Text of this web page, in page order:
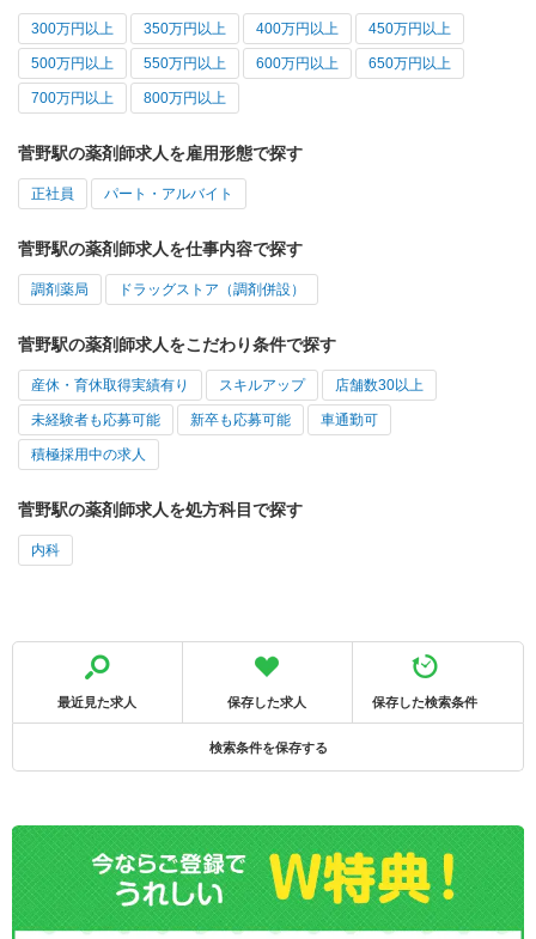
300万円以上 350万円以上 400万円以上 450万円以上
500万円以上 550万円以上 600万円以上 650万円以上
700万円以上 800万円以上
菅野駅の薬剤師求人を雇用形態で探す
正社員 パート・アルバイト
菅野駅の薬剤師求人を仕事内容で探す
調剤薬局 ドラッグストア（調剤併設）
菅野駅の薬剤師求人をこだわり条件で探す
産休・育休取得実績有り スキルアップ 店舗数30以上
未経験者も応募可能 新卒も応募可能 車通勤可
積極採用中の求人
菅野駅の薬剤師求人を処方科目で探す
内科
最近見た求人 保存した求人 保存した検索条件
検索条件を保存する